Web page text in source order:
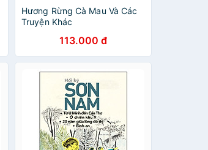
Hương Rừng Cà Mau Và Các
Truyện Khác
113.000 đ